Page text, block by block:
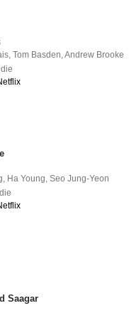
,Tom Basden,Andrew Brooke
, Ha Young,Seo Jung-Yeon
Saagar